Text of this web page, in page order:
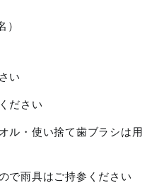
い
ださい
ル・使い捨て歯ブラシは用
で雨具はご持参ください